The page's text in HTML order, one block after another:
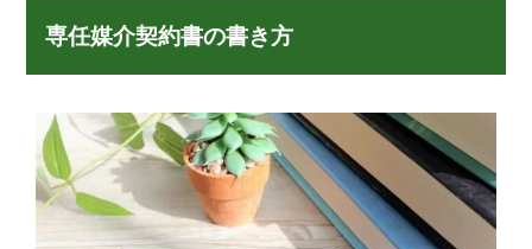
専任媒介契約書の書き方